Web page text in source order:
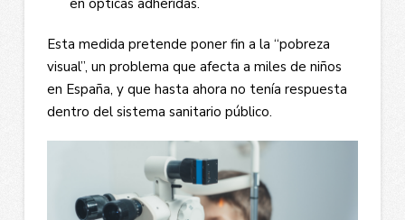
en ópticas adheridas.
Esta medida pretende poner fin a la “pobreza
visual”, un problema que afecta a miles de niños
en España, y que hasta ahora no tenía respuesta
dentro del sistema sanitario público.